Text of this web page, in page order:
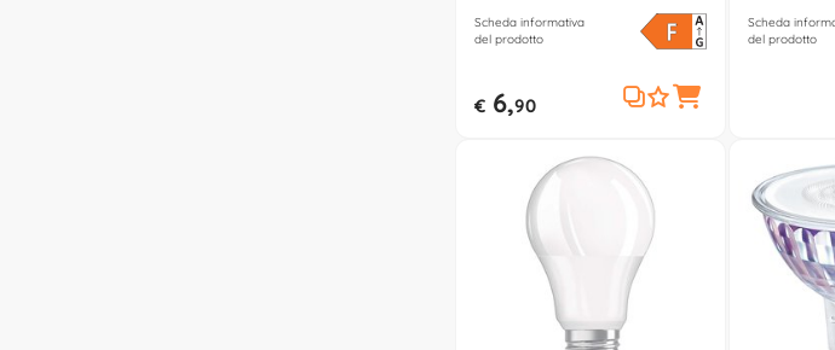
Scheda informativa
del prodotto
€6,90
Scheda
del prodotto